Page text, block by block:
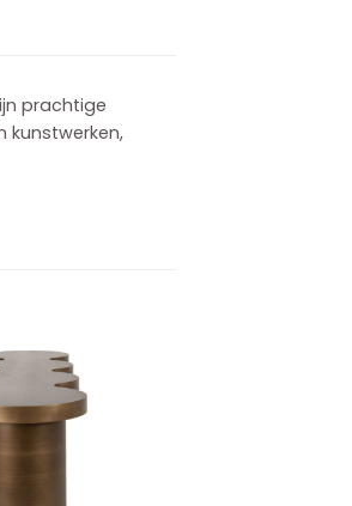
prachtige
kunstwerken,